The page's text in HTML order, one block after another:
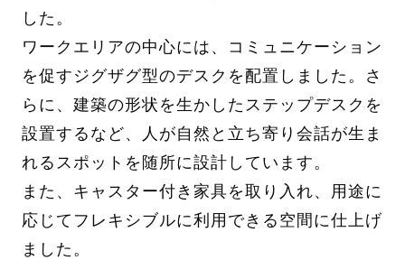
した。
ワークエリアの中心には、コミュニケーション
を促すジグザグ型のデスクを配置しました。さ
らに、建築の形状を生かしたステップデスクを
設置するなど、人が自然と立ち寄り会話が生ま
れるスポットを随所に設計しています。
また、キャスター付き家具を取り入れ、用途に
応じてフレキシブルに利用できる空間に仕上げ
ました。